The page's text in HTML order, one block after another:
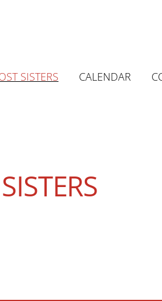
SISTERS CALENDAR